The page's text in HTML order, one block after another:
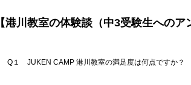
【港川教室の体験談（中3受験生へのア
Q１　JUKEN CAMP 港川教室の満足度は何点ですか？